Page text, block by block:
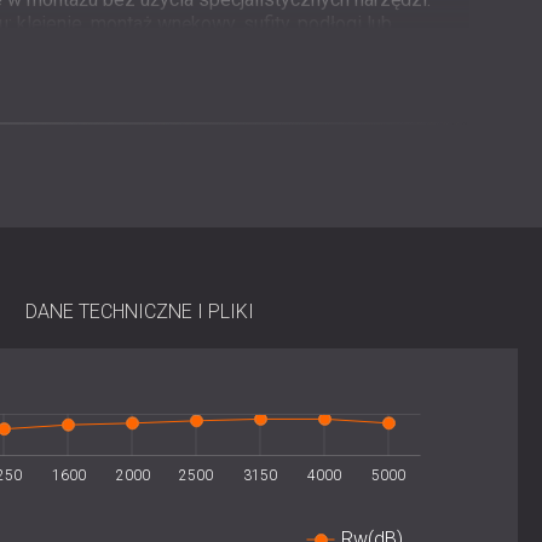
większego bezpieczeństwa.
z upływem czasu.
kabinach lektorskich i salach prób.
DANE TECHNICZNE I PLIKI
1600 2000 2500 3150 4000
5000